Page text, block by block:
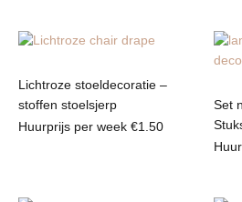
Lichtroze stoeldecoratie –
stoffen stoelsjerp
Huurprijs per week €1.50
Set